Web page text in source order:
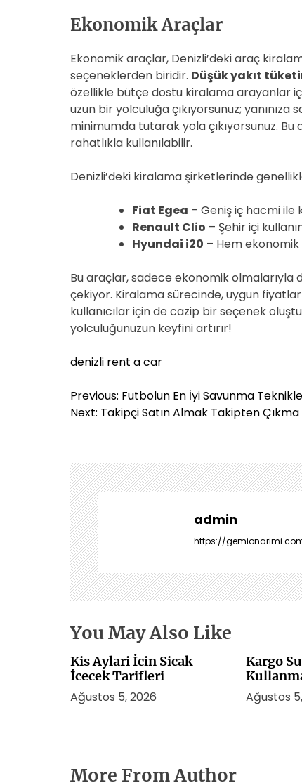
Ekonomik Araçlar
Ekonomik araçlar, Denizli’deki araç
seçeneklerden biridir. Düşük yakıt
özellikle bütçe dostu kiralama arayanlar
uzun bir yolculuğa çıkıyorsunuz; yanınıza
minimumda tutarak yola çıkıyorsunuz.
rahatlıkla kullanılabilir.
Denizli’deki kiralama şirketlerinde
Fiat Egea – Geniş iç hacmi ile
Renault Clio – Şehir içi
Hyundai i20 – Hem
Bu araçlar, sadece ekonomik olmalarıyla
çekiyor. Kiralama sürecinde, uygun
kullanıcılar için de cazip bir seçenek
yolculuğunuzun keyfini artırır!
denizli rent a car
Y
a
g
e
z
i
n
m
e
s
i
Previous: Futbolun En İyi Savunma
Next: Takipçi Satın Almak Takipten Çıkma
admin
https://
You May Also Like
Kis Aylari İcin Sicak
İcecek Tarifleri
Ağustos 5, 2026
Kargo
Ağustos
More From Author